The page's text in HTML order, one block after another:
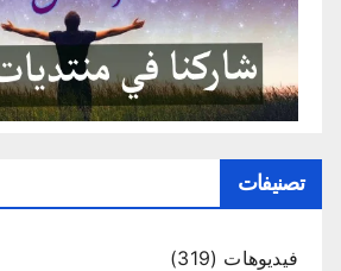
تصنيفات
فيديوهات (319)